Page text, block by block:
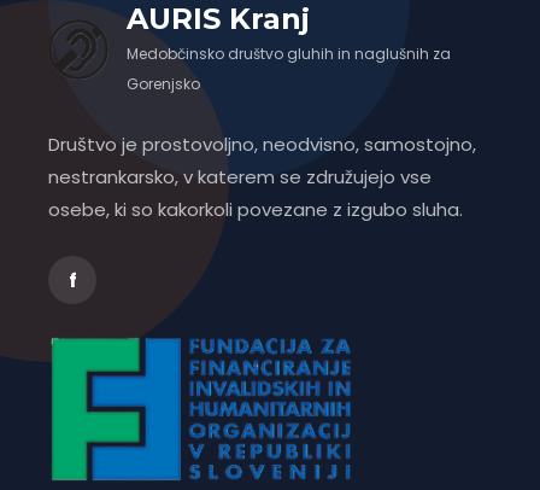
AURIS Kranj
Medobčinsko društvo gluhih in naglušnih za
Gorenjsko
Društvo je prostovoljno, neodvisno, samostojno,
nestrankarsko, v katerem se združujejo vse
osebe, ki so kakorkoli povezane z izgubo sluha.
f